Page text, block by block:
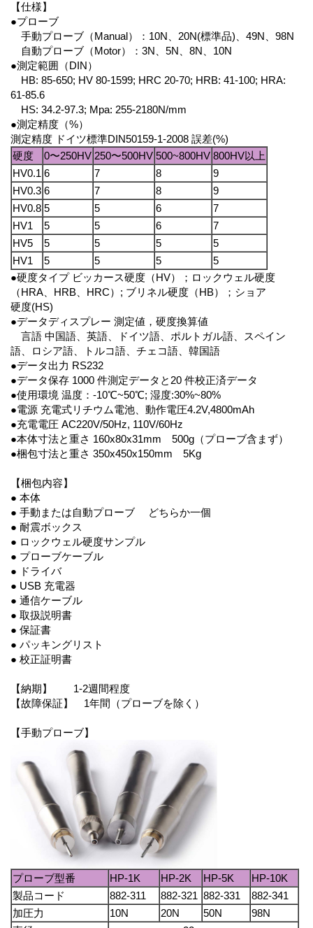
【仕様】
●プローブ
手動プローブ（Manual）：10N、20N(標準品)、49N、98N
自動プローブ（Motor）：3N、5N、8N、10N
●測定範囲（DIN）
HB: 85-650; HV 80-1599; HRC 20-70; HRB: 41-100; HRA:
61-85.6
HS: 34.2-97.3; Mpa: 255-2180N/mm
●測定精度（%）
測定精度 ドイツ標準DIN50159-1-2008 誤差(%)
硬度
0〜250HV 250〜500HV 500~800HV 800HV以上
HV0.1 6 7 8
9
HV0.3 6 7 8
9
HV0.8 5 5 6
7
HV1
5 5 6
7
HV5
5 5 5
5
HV1
5 5 5
5
●硬度タイプ ビッカース硬度（HV）；ロックウェル硬度
（HRA、HRB、HRC）; ブリネル硬度（HB）；ショア
硬度(HS)
●データディスプレー 測定値，硬度換算値
言語 中国語、英語、ドイツ語、ポルトガル語、スペイン
語、ロシア語、トルコ語、チェコ語、韓国語
●データ出力 RS232
●データ保存 1000 件測定データと20 件校正済データ
●使用環境 温度：-10℃~50℃; 湿度:30%~80%
●電源 充電式リチウム電池、動作電圧4.2V,4800mAh
●充電電圧 AC220V/50Hz, 110V/60Hz
●本体寸法と重さ 160x80x31mm 500g（プローブ含まず）
●梱包寸法と重さ 350x450x150mm 5Kg
【梱包内容】
● 本体
● 手動または自動プローブ どちらか一個
● 耐震ボックス
● ロックウェル硬度サンプル
● プローブケーブル
● ドライバ
● USB 充電器
● 通信ケーブル
● 取扱説明書
● 保証書
● パッキングリスト
● 校正証明書
【納期】 1-2週間程度
【故障保証】 1年間（プローブを除く）
【手動プローブ】
プローブ型番 HP-1K HP-2K HP-5K
HP-10K
製品コード
882-311 882-321 882-331
882-341
加圧力
10N 20N 50N
98N